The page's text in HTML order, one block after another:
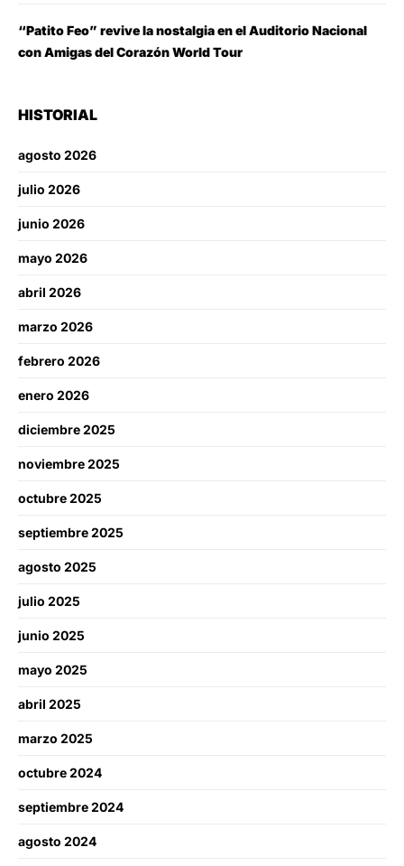
“Patito Feo” revive la nostalgia en el Auditorio Nacional
con Amigas del Corazón World Tour
HISTORIAL
agosto 2026
julio 2026
junio 2026
mayo 2026
abril 2026
marzo 2026
febrero 2026
enero 2026
diciembre 2025
noviembre 2025
octubre 2025
septiembre 2025
agosto 2025
julio 2025
junio 2025
mayo 2025
abril 2025
marzo 2025
octubre 2024
septiembre 2024
agosto 2024